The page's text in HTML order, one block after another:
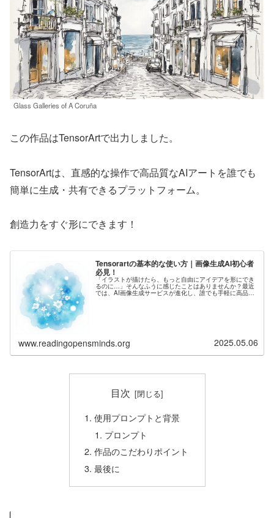
Glass Galleries of A Coruña
この作品はTensorArtで出力しました。
TensorArtは、直感的な操作で高品質なAIアートを誰でも
簡単に生成・共有できるプラットフォーム。
創造力をすぐ形にできます！
Tensorartの基本的な使い方｜画像生成AI初心者
必見！
「イラストが描けたら、もっと自由にアイデアを形にでき
るのに…」そんなふうに感じたことはありませんか？最近
では、AI画像生成サービスが進化し、誰でも手軽に高品質
なイラストを作れる時代が到来しています。その中でも、
www.readingopensminds.org 2025.05.06
目次
使用プロンプトと背景
プロンプト
作品のこだわりポイント
最後に